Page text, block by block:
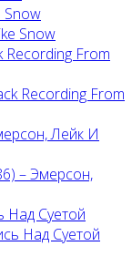
Snow
Recording From
Лейк И
Над Суетой